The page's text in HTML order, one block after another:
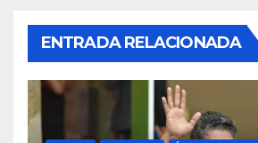
ENTRADA RELACIONADA